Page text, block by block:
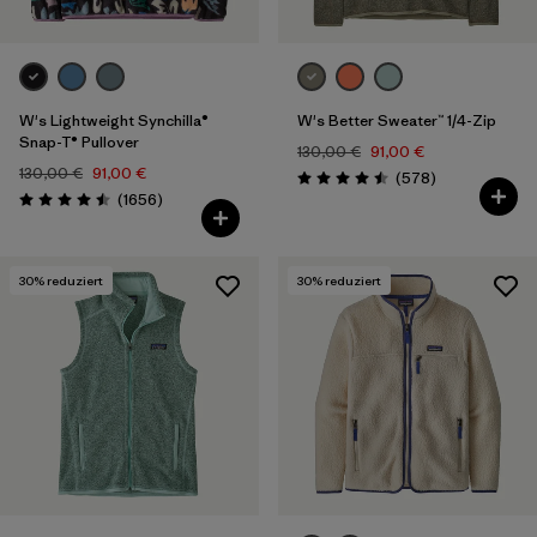
W's Lightweight Synchilla®
Snap-T® Pullover
130,00 € 91,00 €
Bewertung: 4.5 / 5
(1656Rezensionen
)
W's Better Sweater™ 1/4-Zip
130,00 € 91,00 €
Bewertung: 4.5 / 5
(578Rezensionen
)
30% reduziert 30% reduziert